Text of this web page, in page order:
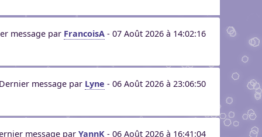
message par FrancoisA - 07 Août 2026 à 14:02:16
Dernier message par Lyne - 06 Août 2026 à 23:06:50
message par YannK - 06 Août 2026 à 16:41:04